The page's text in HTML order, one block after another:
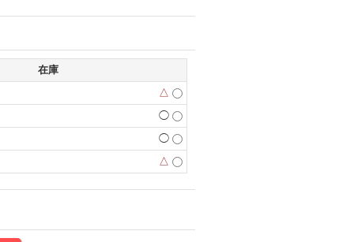
在庫
△
◯
◯
△